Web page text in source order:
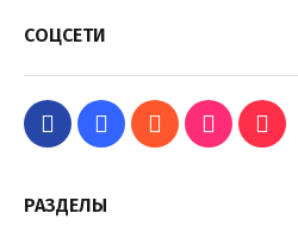
СОЦСЕТИ
РАЗДЕЛЫ